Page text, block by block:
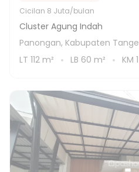
Cicilan 8 Juta/bulan
Cluster Agung Indah
Panongan, Kabupaten
LT 112 m² LB 60 m² KM 1